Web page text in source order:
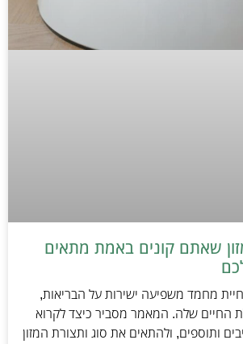
שאתם קונים באמת מתאים
מחמד משפיעה ישירות על הבריאות,
החיים שלה. המאמר מסביר כיצד לקרוא
ותוספים, ולהתאים את סוג ותצורת המזון